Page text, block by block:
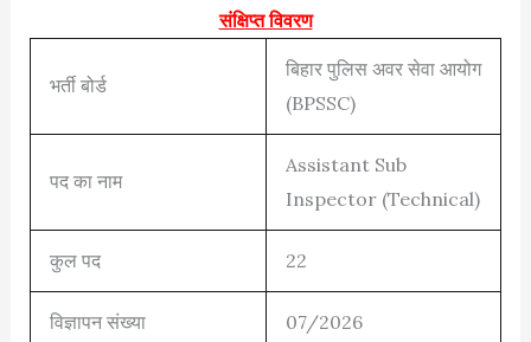
संक्षिप्त विवरण
भर्ती बोर्ड
बिहार पुलिस अवर सेवा आयोग
(BPSSC)
पद का नाम
Assistant Sub
Inspector (Technical)
कुल पद 22
विज्ञापन संख्या 07/2026